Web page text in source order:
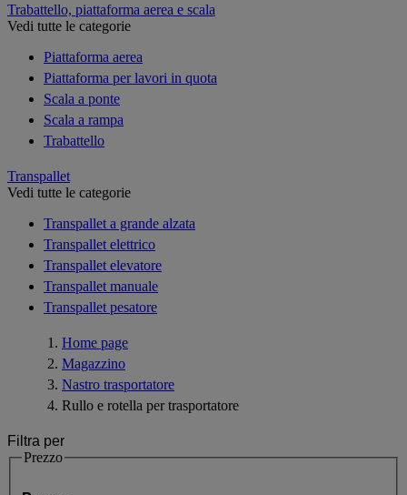
Trabattello, piattaforma aerea e scala
Vedi tutte le categorie
Piattaforma aerea
Piattaforma per lavori in quota
Scala a ponte
Scala a rampa
Trabattello
Transpallet
Vedi tutte le categorie
Transpallet a grande alzata
Transpallet elettrico
Transpallet elevatore
Transpallet manuale
Transpallet pesatore
Home page
Magazzino
Nastro trasportatore
Rullo e rotella per trasportatore
Filtra per
Prezzo